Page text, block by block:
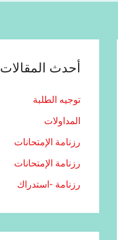
أحدث المقالات
توجيه الطلبة
المداولات
رزنامة الإمتحانات
رزنامة الإمتحانات
رزنامة -استدراك